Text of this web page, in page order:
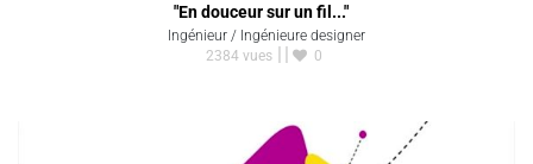
"En douceur sur un fil..."
Ingénieur / Ingénieure designer
2384 vues
0